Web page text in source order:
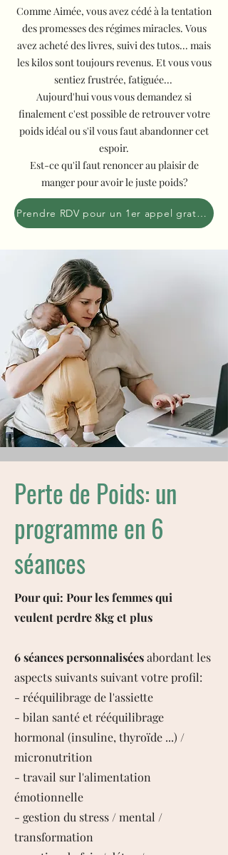
Comme Aimée, vous avez cédé à la tentation
des promesses des régimes miracles. Vous
avez acheté des livres, suivi des tutos... mais
les kilos sont toujours revenus. Et vous vous
sentiez frustrée, fatiguée...
Aujourd'hui vous vous demandez si
finalement c'est possible de retrouver votre
poids idéal ou s'il vous faut abandonner cet
espoir.
Est-ce qu'il faut renoncer au plaisir de
manger pour avoir le juste poids?
Prendre RDV pour un 1er appel gratuit
Perte de Poids: un
programme en 6
séances
Pour qui: Pour les femmes qui
veulent perdre 8kg et plus
6 séances personnaliséesabordant les
aspects suivants suivant votre profil:
- rééquilibrage de l'assiette
- bilan santé et rééquilibrage
hormonal (insuline, thyroïde ...) /
micronutrition
- travail sur l'alimentation
émotionnelle
- gestion du stress / mental /
transformation